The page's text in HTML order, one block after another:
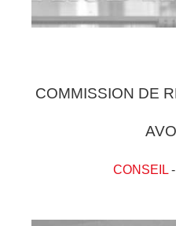
COMMISSION DE
CONSEIL-